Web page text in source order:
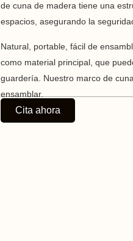
de cuna de madera tiene una
espacios, asegurando la
Natural, portable, fácil de
como material principal, que
guardería. Nuestro marco de
ensamblar.
Cita ahora